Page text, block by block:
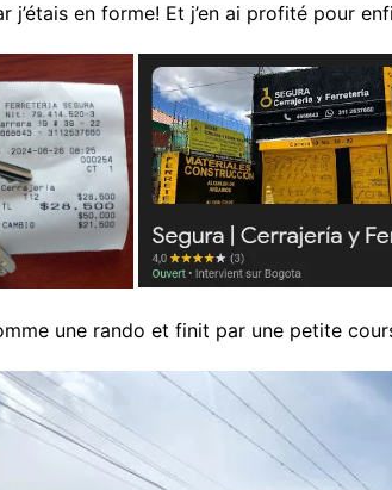
en forme! Et j’en ai profité pour
une rando et finit par une petite